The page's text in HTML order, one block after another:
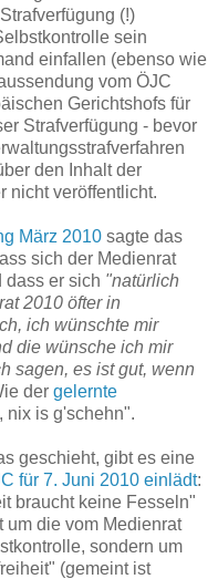
(!)
sein
einfallen (ebenso wie
vom ÖJC
Gerichtshofs für
Strafverfügung - bevor
den Inhalt der
nicht veröffentlicht.
März 2010 sagte das
sich der Medienrat
dass er sich "natürlich
2010 öfter in
ich wünschte mir
die wünsche ich mir
sagen, es ist gut, wenn
der gelernte
nix is g'schehn".
geschieht, gibt es eine
für 7. Juni 2010 einlädt:
braucht keine Fesseln"
um die vom Medienrat
sondern um
(gemeint ist